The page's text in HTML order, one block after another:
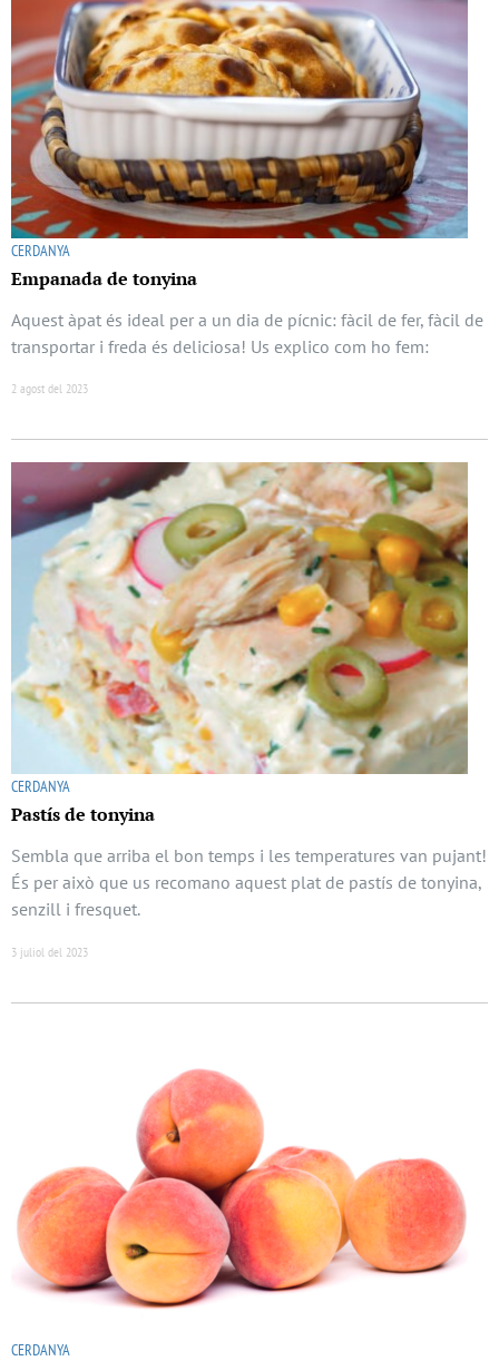
CERDANYA
Empanada de tonyina
Aquest àpat és ideal per a un dia de pícnic: fàcil de fer, fàcil de
transportar i freda és deliciosa! Us explico com ho fem:
2 agost del 2023
CERDANYA
Pastís de tonyina
Sembla que arriba el bon temps i les temperatures van pujant!
És per això que us recomano aquest plat de pastís de tonyina,
senzill i fresquet.
3 juliol del 2023
CERDANYA